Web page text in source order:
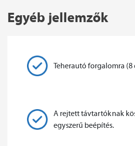
Egyéb jellemzők
Teherautó forgalomra (8
A rejtett távtartóknak
egyszerű beépítés.